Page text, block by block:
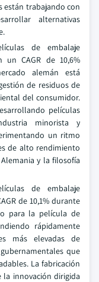
están trabajando con
alternativas
de embalaje
un CAGR de 10,6%
alemán está
de residuos de
del consumidor.
películas
minorista y
un ritmo
de alto rendimiento
y la filosofía
de embalaje
de 10,1% durante
para la película de
rápidamente
más elevadas de
que
La fabricación
innovación dirigida